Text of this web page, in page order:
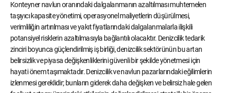
Konteyner navlun oranındaki dalgalanmanın azaltılması muhtemelen
taşıyıcı kapasite yönetimi, operasyonel maliyetlerin düşürülmesi,
verimliliğin artırılması ve yakıt fiyatlarındaki dalgalanmalarla ilişkili
potansiyel risklerin azaltılmasıyla bağlantılı olacaktır. Denizcilik tedarik
zinciri boyunca güçlendirilmiş iş birliği, denizcilik sektörünün bu artan
belirsizlik ve piyasa değişkenliklerini güvenli bir şekilde yönetmesi için
hayati önem taşımaktadır. Denizcilik ve navlun pazarlarındaki eğilimlerin
izlenmesi gereklidir; bunların giderek daha değişken ve belirsiz hale gelen